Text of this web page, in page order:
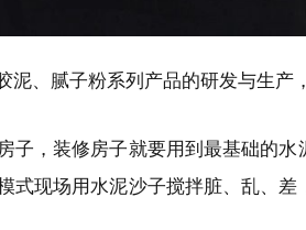
、腻子粉系列产品的研发与生产
子，装修房子就要用到最基础的
式现场用水泥沙子搅拌脏、乱、